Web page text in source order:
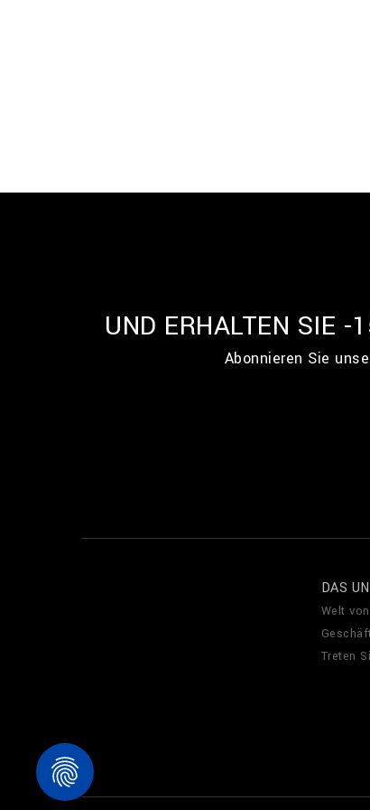
UND ERHALTEN SIE -
Abonnieren Sie
DAS
Welt
Treten